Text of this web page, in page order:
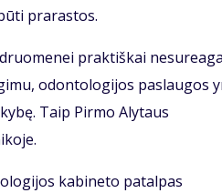
prarastos.
praktiškai
odontologijos paslaugos
Taip Pirmo Alytaus
kabineto patalpas